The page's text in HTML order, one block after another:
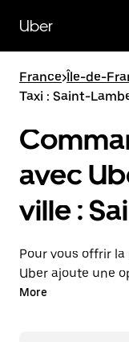
contenu
principal
Uber
France>Île-de-
Taxi : Saint-
avec
ville :
Pour vous offrir
Uber ajoute une
maintenant
More